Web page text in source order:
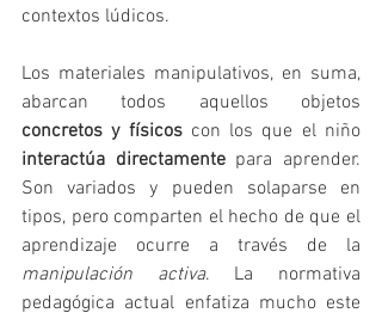
contextos lúdicos.
Los materiales manipulativos, en suma,
concretos y físicos
interactúa directamente para aprender.
Son variados y pueden solaparse en
tipos, pero comparten el hecho de que el
manipulación activa. La normativa
pedagógica actual enfatiza mucho este